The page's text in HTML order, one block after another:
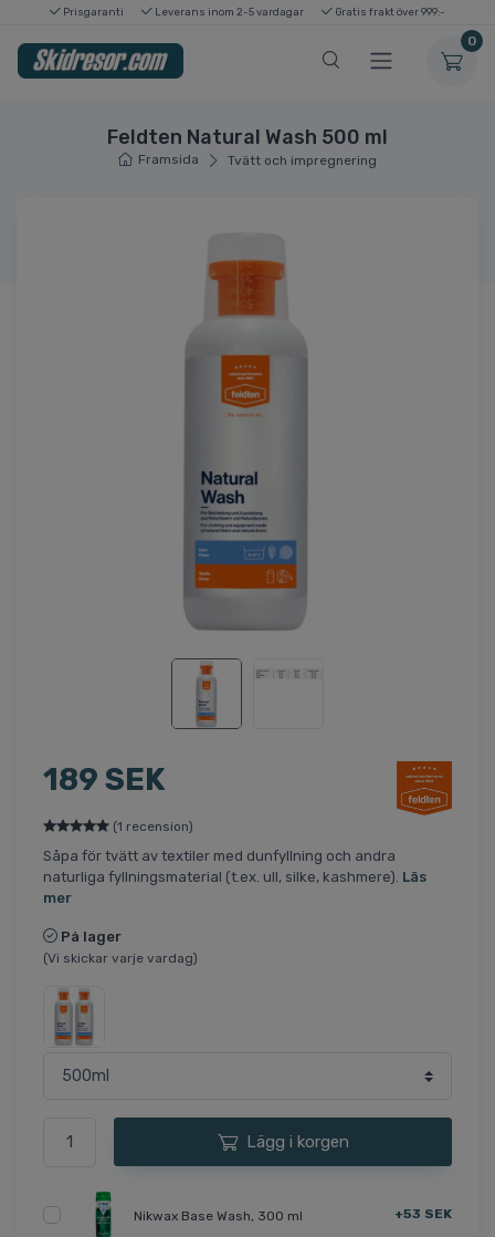
Prisgaranti Leverans inom 2-5 vardagar Gratis frakt över 999:-
0
Feldten Natural Wash 500 ml
Framsida Tvätt och impregnering
189 SEK
(1 recension)
Såpa för tvätt av textiler med dunfyllning och andra
naturliga fyllningsmaterial (t.ex. ull, silke, kashmere). Läs
mer
På lager
(Vi skickar varje vardag)
Lägg i korgen
Nikwax Base Wash, 300 ml +53 SEK